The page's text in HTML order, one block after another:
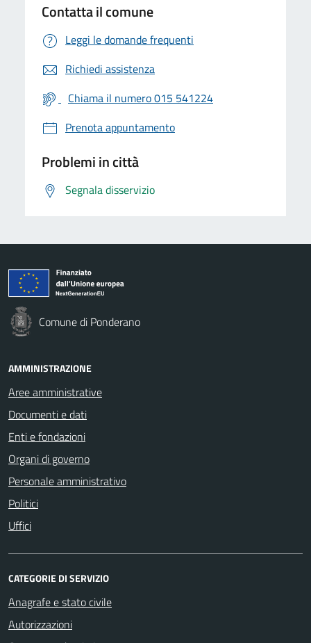
Contatta il comune
Leggi le domande frequenti
Richiedi assistenza
Chiama il numero 015 541224
Prenota appuntamento
Problemi in città
Segnala disservizio
Comune di Ponderano
AMMINISTRAZIONE
Aree amministrative
Documenti e dati
Enti e fondazioni
Organi di governo
Personale amministrativo
Politici
Uffici
CATEGORIE DI SERVIZIO
Anagrafe e stato civile
Autorizzazioni